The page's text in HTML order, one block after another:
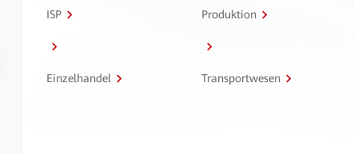
ISP Produktion
Einzelhandel Transportwesen